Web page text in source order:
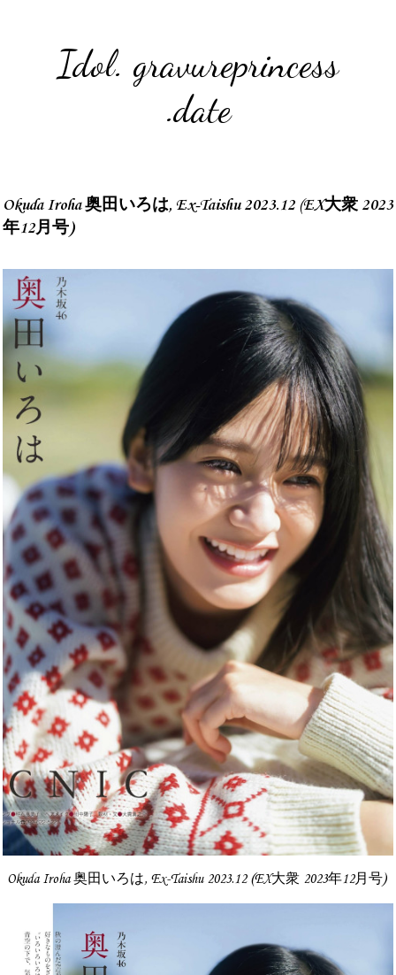
Idol. gravureprincess
.date
Okuda Iroha 奥田いろは, Ex-Taishu 2023.12 (EX大衆 2023
年12月号)
Okuda Iroha 奥田いろは, Ex-Taishu 2023.12 (EX大衆 2023年12月号)